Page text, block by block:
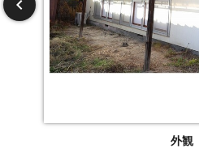
外観